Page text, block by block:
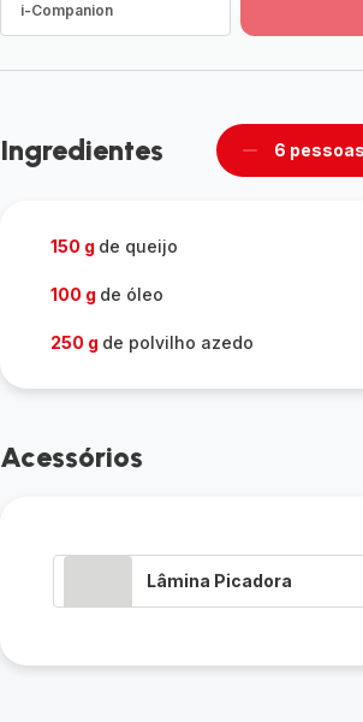
i-Companion
Descubra
-
Ingredientes
Remover
6 pessoas
150 g de queijo
100 g de óleo
250 g de polvilho azedo
Acessórios
Lâmina Picadora